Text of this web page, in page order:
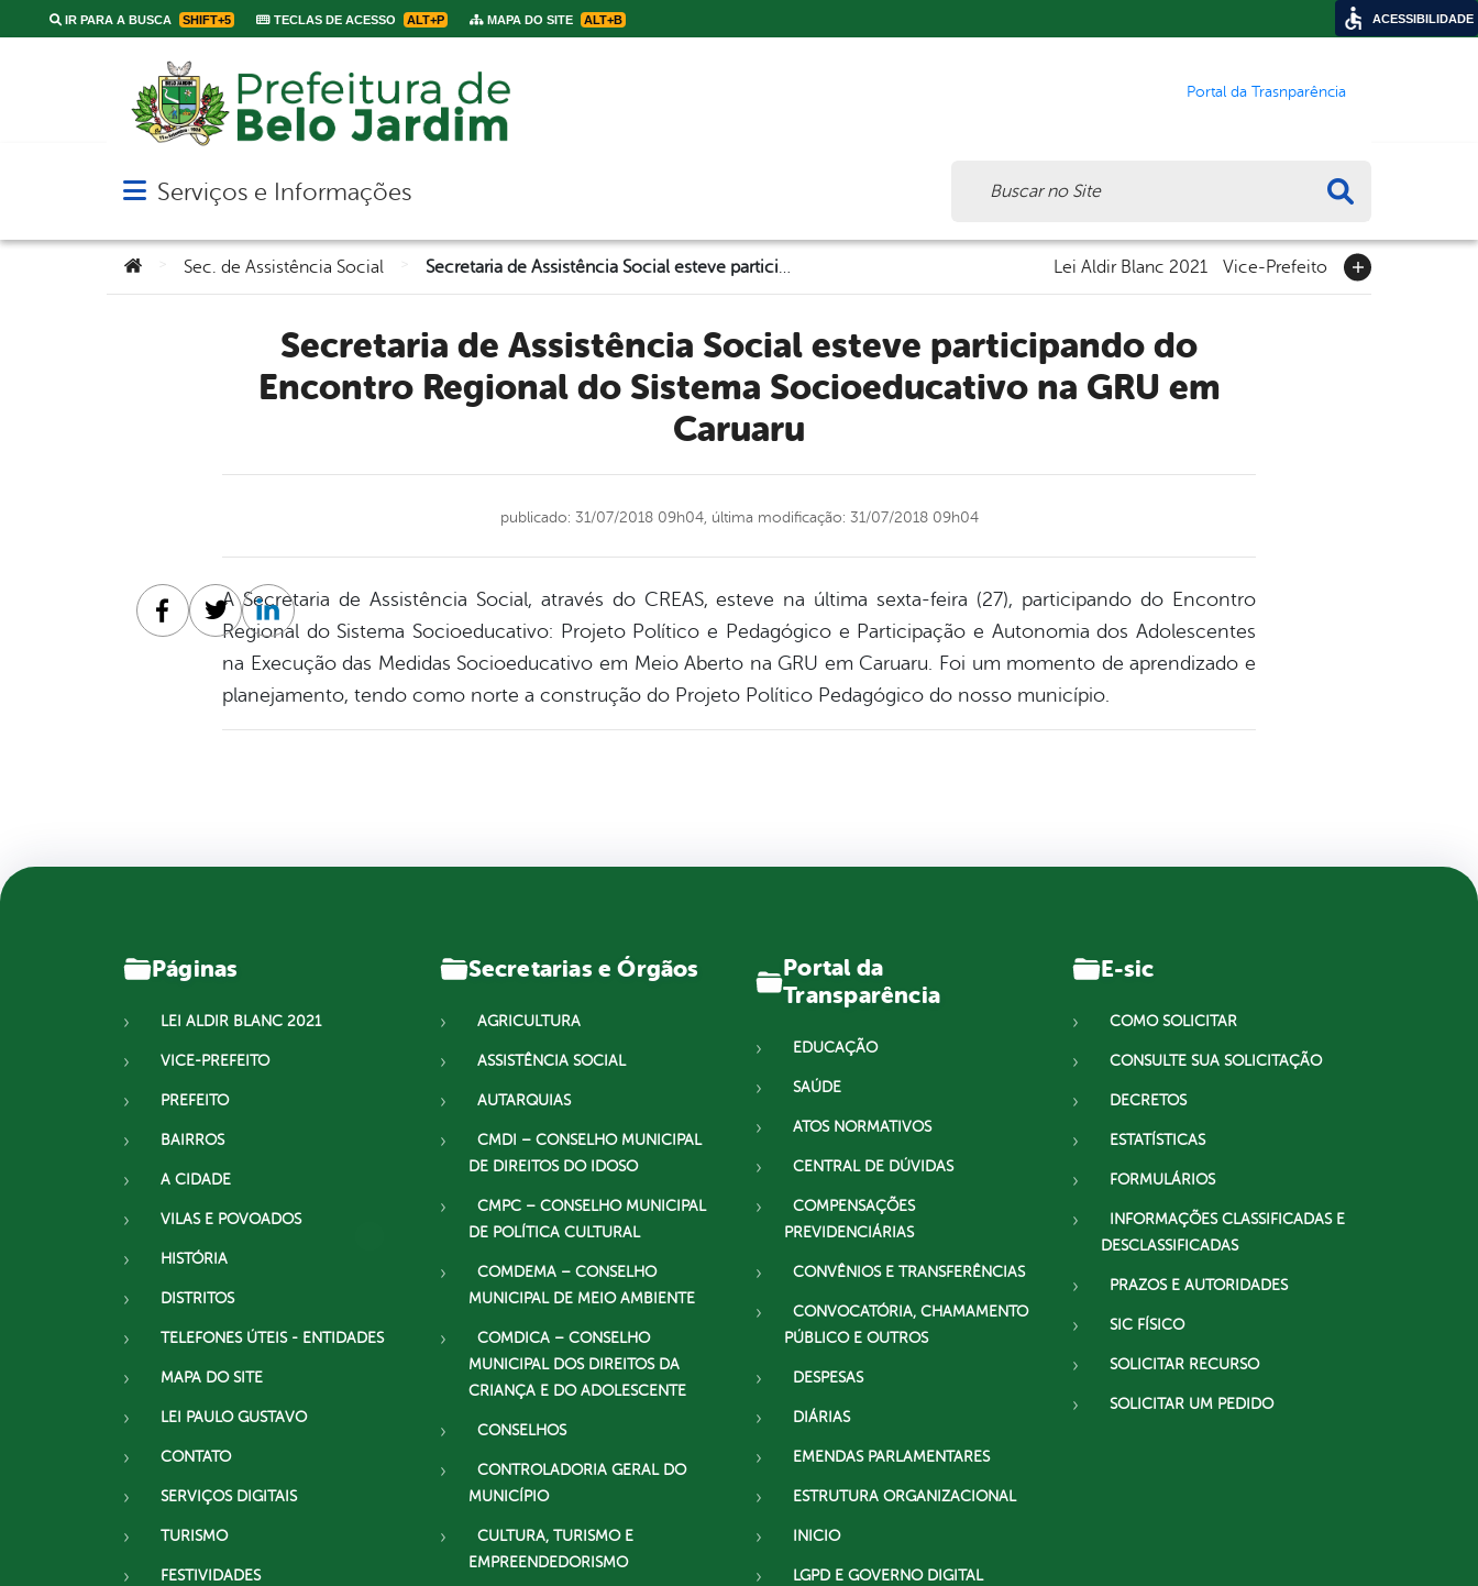
IR PARA A BUSCA SHIFT+5 TECLAS DE ACESSO ALT+P MAPA DO SITE ALT+B
Portal da Trasnparência
Abrir menu principal de navegação
Serviços e Informações
Você está aqui:Sec. de Assistência Social Lei Aldir Blanc 2021 Vice-Prefeito
Secretaria de Assistência Social esteve participando do
Encontro Regional do Sistema Socioeducativo na GRU em
Caruaru
publicado: 31/07/2018 09h04, última modificação: 31/07/2018 09h04
A Secretaria de Assistência Social, através do CREAS, esteve na última sexta-feira (27), participando do Encontro
Regional do Sistema Socioeducativo: Projeto Político e Pedagógico e Participação e Autonomia dos Adolescentes
na Execução das Medidas Socioeducativo em Meio Aberto na GRU em Caruaru. Foi um momento de aprendizado e
planejamento, tendo como norte a construção do Projeto Político Pedagógico do nosso município.
Facebook
TwitterLinkedin
Páginas
LEI ALDIR BLANC 2021
VICE-PREFEITO
PREFEITO
BAIRROS
A CIDADE
VILAS E POVOADOS
HISTÓRIA
DISTRITOS
TELEFONES ÚTEIS - ENTIDADES
MAPA DO SITE
LEI PAULO GUSTAVO
CONTATO
SERVIÇOS DIGITAIS
TURISMO
FESTIVIDADES
Secretarias e Órgãos
AGRICULTURA
ASSISTÊNCIA SOCIAL
AUTARQUIAS
CMDI – CONSELHO MUNICIPAL
DE DIREITOS DO IDOSO
CMPC – CONSELHO MUNICIPAL
DE POLÍTICA CULTURAL
COMDEMA – CONSELHO
MUNICIPAL DE MEIO AMBIENTE
COMDICA – CONSELHO
MUNICIPAL DOS DIREITOS DA
CRIANÇA E DO ADOLESCENTE
CONSELHOS
CONTROLADORIA GERAL DO
MUNICÍPIO
CULTURA, TURISMO E
EMPREENDEDORISMO
Portal da
Transparência
EDUCAÇÃO
SAÚDE
ATOS NORMATIVOS
CENTRAL DE DÚVIDAS
COMPENSAÇÕES
PREVIDENCIÁRIAS
CONVÊNIOS E TRANSFERÊNCIAS
CONVOCATÓRIA, CHAMAMENTO
PÚBLICO E OUTROS
DESPESAS
DIÁRIAS
EMENDAS PARLAMENTARES
ESTRUTURA ORGANIZACIONAL
INICIO
LGPD E GOVERNO DIGITAL
E-sic
COMO SOLICITAR
CONSULTE SUA SOLICITAÇÃO
DECRETOS
ESTATÍSTICAS
FORMULÁRIOS
INFORMAÇÕES CLASSIFICADAS E
DESCLASSIFICADAS
PRAZOS E AUTORIDADES
SIC FÍSICO
SOLICITAR RECURSO
SOLICITAR UM PEDIDO
ACESSIBILIDADE